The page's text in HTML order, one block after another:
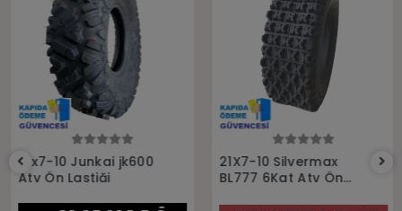
21x7-10 Junkai jk600
Atv Ön Lastiği
21X7-10 Silvermax
BL777 6Kat Atv Ön